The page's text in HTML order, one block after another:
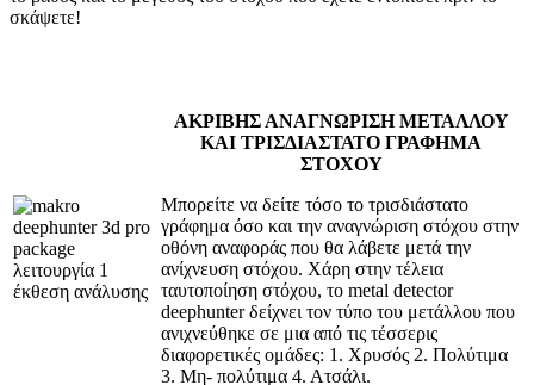
σκάψετε!
ΑΚΡΙΒΗΣ ΑΝΑΓΝΩΡΙΣΗ ΜΕΤΑΛΛΟΥ
ΚΑΙ ΤΡΙΣΔΙΑΣΤΑΤΟ ΓΡΑΦΗΜΑ
ΣΤΟΧΟΥ
Μπορείτε να δείτε τόσο το τρισδιάστατο
γράφημα όσο και την αναγνώριση στόχου στην
οθόνη αναφοράς που θα λάβετε μετά την
ανίχνευση στόχου. Χάρη στην τέλεια
ταυτοποίηση στόχου, το metal detector
deephunter δείχνει τον τύπο του μετάλλου που
ανιχνεύθηκε σε μια από τις τέσσερις
διαφορετικές ομάδες: 1. Χρυσός 2. Πολύτιμα
3. Μη- πολύτιμα 4. Ατσάλι.